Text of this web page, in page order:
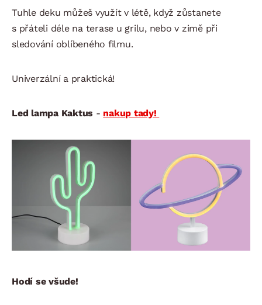
Tuhle deku můžeš využít v létě, když zůstanete
s přáteli déle na terase u grilu, nebo v zimě při
sledování oblíbeného filmu.
Univerzální a praktická!
Led lampa Kaktus - nakup tady!
Hodí se všude!